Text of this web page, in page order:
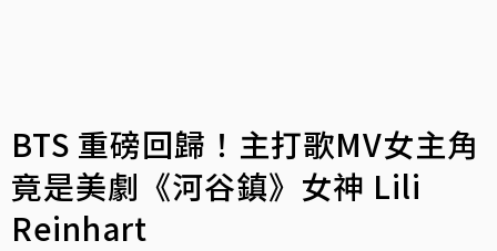
BTS 重磅回歸！主打歌MV女主角
竟是美劇《河谷鎮》女神 Lili
Reinhart